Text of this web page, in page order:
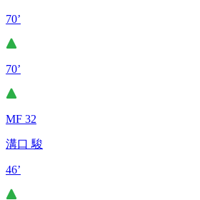
70’
70’
MF 32
溝口 駿
46’